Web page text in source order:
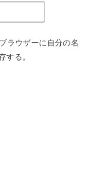
ラウザーに自分の名
する。